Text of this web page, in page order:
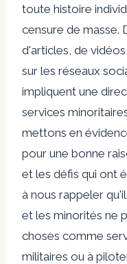
toute histoire
censure de masse.
d'articles, de
sur les réseaux
impliquent une
services
mettons en
pour une bonne
et les défis qui ont
à nous rappeler
et les minorités ne
choses comme
militaires ou à